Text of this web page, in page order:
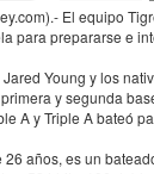
El equipo
para prepararse e
Young y los
y segunda
A y Triple A bateó
años, es un